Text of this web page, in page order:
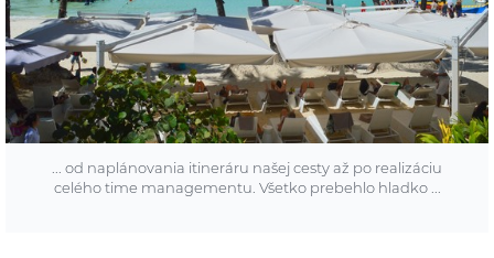
prázdna celý deň, tých 25 m od mora musí byt prázdnych, to
je zákon a dodržuje sa.
ODPOVEĎ:
Ďakujeme aj my, teší nás že rezort splnil očakávania.
... od naplánovania itineráru našej cesty až po realizáciu
celého time managementu. Všetko prebehlo hladko ...